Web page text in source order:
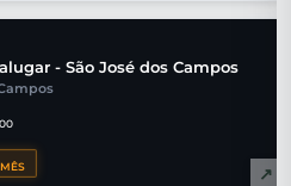
- São José dos Campos
↗